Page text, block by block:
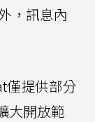
，訊息內
僅提供部分
大開放範